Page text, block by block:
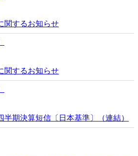
関するお知らせ
関するお知らせ
期決算短信〔日本基準〕（連結）